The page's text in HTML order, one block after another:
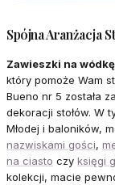
Spójna Aranżacja
Zawieszki na
który pomoże Wam
Bueno nr 5 została
dekoracji stołów. W
Młodej i baloników,
nazwiskami gości,
na ciasto czy księgi
kolekcji, macie